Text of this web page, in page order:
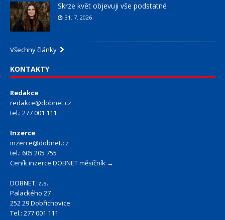
Skrze květ objevuji vše podstatné
31. 7. 2026
Všechny články
KONTAKTY
Redakce
redakce@dobnet.cz
tel.: 277 001 111
Inzerce
inzerce@dobnet.cz
tel.: 605 205 755
Ceník inzerce DOBNET měsíčník →
DOBNET, z.s.
Palackého 27
252 29 Dobřichovice
Tel.: 277 001 111